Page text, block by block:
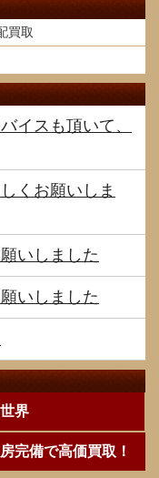
買取
イスも頂いて、
くお願いしま
いしました
いしました
界
完備で高価買取！